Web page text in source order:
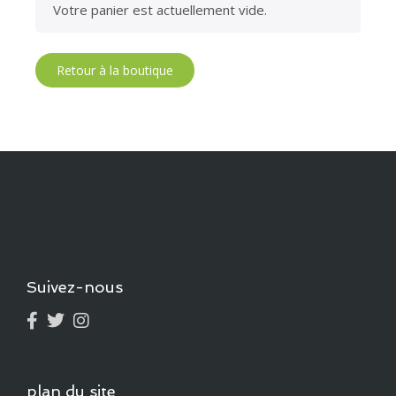
Votre panier est actuellement vide.
Retour à la boutique
Suivez-nous
plan du site